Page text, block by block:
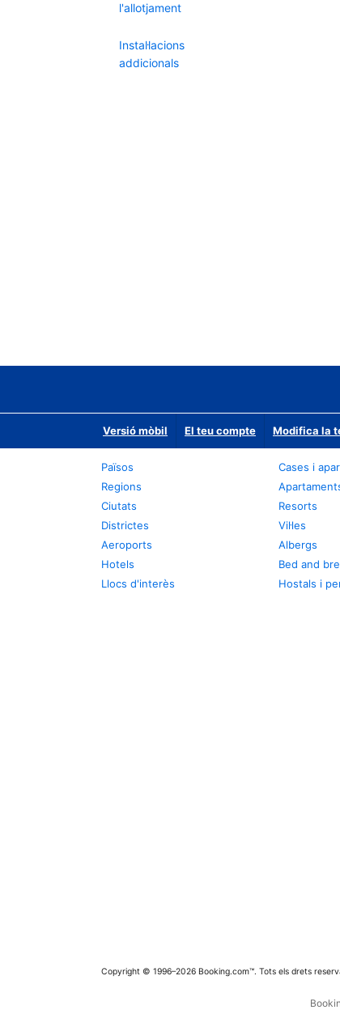
l'allotjament
Instal·lacions
addicionals
Versió mòbil El teu compte Modifica la
Països
Regions
Ciutats
Districtes
Aeroports
Hotels
Llocs d'interès
Cases i
Resorts
Vil·les
Albergs
Bed and
Hostals i
Copyright © 1996–2026 Booking.com™. Tots els drets